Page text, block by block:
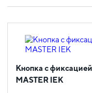
Кнопка с
MASTER IEK